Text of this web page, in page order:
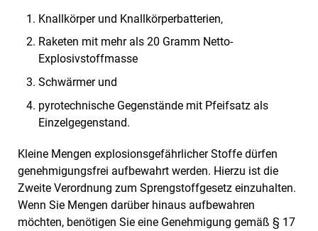
Knallkörper und Knallkörperbatterien,
Raketen mit mehr als 20 Gramm Netto-
Explosivstoffmasse
Schwärmer und
pyrotechnische Gegenstände mit Pfeifsatz als
Einzelgegenstand.
Kleine Mengen explosionsgefährlicher Stoffe dürfen
genehmigungsfrei aufbewahrt werden. Hierzu ist die
Zweite Verordnung zum Sprengstoffgesetz einzuhalten.
Wenn Sie Mengen darüber hinaus aufbewahren
möchten, benötigen Sie eine Genehmigung gemäß § 17